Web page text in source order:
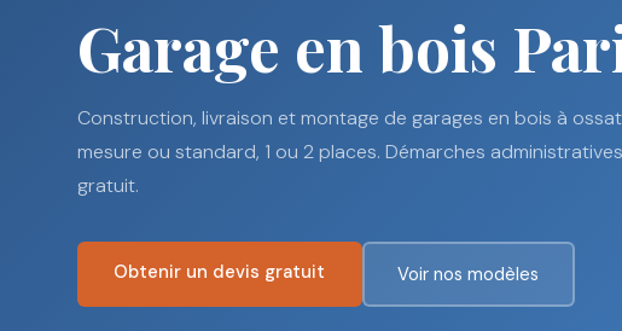
Garage en bois
Construction, livraison et montage de garages en bois à
mesure ou standard, 1 ou 2 places. Démarches
gratuit.
Obtenir un devis gratuit Voir nos modèles